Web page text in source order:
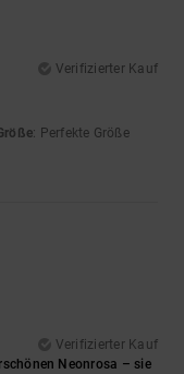
Verifizierter Kauf
: Perfekte Größe
Verifizierter Kauf
Neonrosa – sie